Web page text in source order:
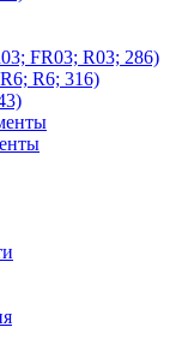
FR03; R03; 286)
R6; 316)